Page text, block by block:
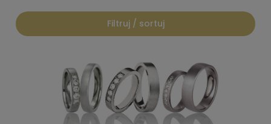
Filtruj / sortuj